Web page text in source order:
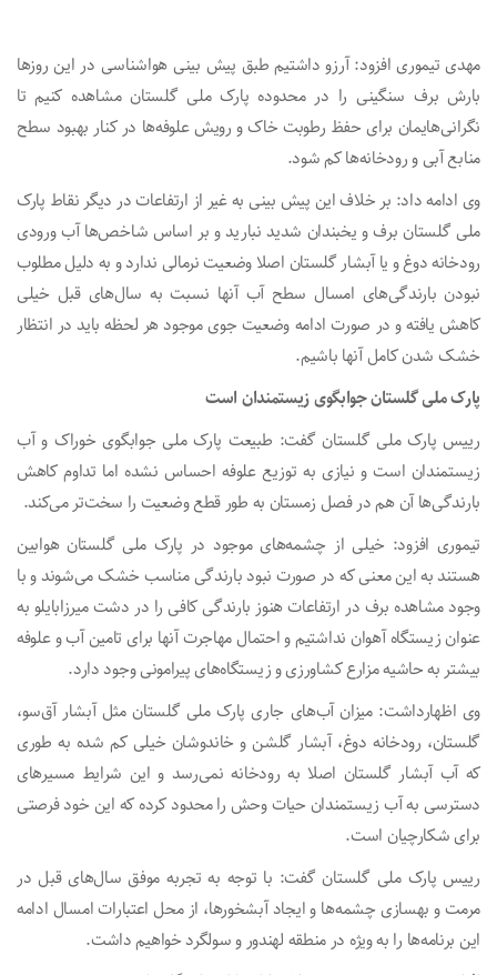
مهدی تیموری افزود: آرزو داشتیم طبق پیش بینی هواشناسی در این روزها
بارش برف سنگینی را در محدوده پارک ملی گلستان مشاهده کنیم تا
نگرانی‌هایمان برای حفظ رطوبت خاک و رویش علوفه‌ها در کنار بهبود سطح
منابع آبی و رودخانه‌ها کم شود.
وی ادامه داد: بر خلاف این پیش بینی به غیر از ارتفاعات در دیگر نقاط پارک
ملی گلستان برف و یخبندان شدید نبارید و بر اساس شاخص‌ها آب ورودی
رودخانه دوغ و یا آبشار گلستان اصلا وضعیت نرمالی ندارد و به دلیل مطلوب
نبودن بارندگی‌های امسال سطح آب آنها نسبت به سال‌های قبل خیلی
کاهش یافته و در صورت ادامه وضعیت جوی موجود هر لحظه باید در انتظار
خشک شدن کامل آنها باشیم.
پارک ملی گلستان جوابگوی زیستمندان است
رییس پارک ملی گلستان گفت: طبیعت پارک ملی جوابگوی خوراک و آب
زیستمندان است و نیازی به توزیع علوفه احساس نشده اما تداوم کاهش
بارندگی‌ها آن هم در فصل زمستان به طور قطع وضعیت را سخت‌تر می‌کند.
تیموری افزود: خیلی از چشمه‌های موجود در پارک ملی گلستان هوابین
هستند به این معنی که در صورت نبود بارندگی مناسب خشک می‌شوند و با
وجود مشاهده برف در ارتفاعات هنوز بارندگی کافی را در دشت میرزابایلو به
عنوان زیستگاه آهوان نداشتیم و احتمال مهاجرت آنها برای تامین آب و علوفه
بیشتر به حاشیه مزارع کشاورزی و زیستگاه‌های پیرامونی وجود دارد.
وی اظهارداشت: میزان آب‌های جاری پارک ملی گلستان مثل آبشار آق‌سو،
گلستان، رودخانه دوغ، آبشار گلشن و خاندوشان خیلی کم شده به طوری
که آب آبشار گلستان اصلا به رودخانه نمی‌رسد و این شرایط مسیرهای
دسترسی به آب زیستمندان حیات وحش را محدود کرده که این خود فرصتی
برای شکارچیان است.
رییس پارک ملی گلستان گفت: با توجه به تجربه‌ موفق سال‌های قبل در
مرمت و بهسازی چشمه‌ها و ایجاد آبشخورها، از محل اعتبارات امسال ادامه
این برنامه‌ها را به ویژه در منطقه لهندور و سولگرد خواهیم داشت.